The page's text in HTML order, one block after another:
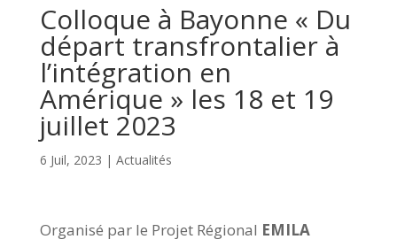
Colloque à Bayonne « Du
départ transfrontalier à
l’intégration en
Amérique » les 18 et 19
juillet 2023
6 Juil, 2023 | Actualités
Organisé par le Projet Régional EMILA